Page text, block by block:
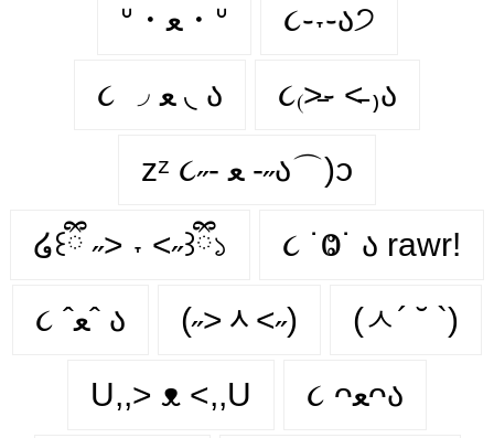
ᐡ・ﻌ・ᐡ ૮֊˕֊ა੭
૮ ◞ ﻌ ◟ ა ૮₍˃̵֊ ˂̵ ₎ა
zᶻ ૮˶- ﻌ -˶ა⌒)ᦱ
໒꒰ྀི ˶> ˕ <˶꒱ྀི১ ૮ ˙Ⱉ˙ ა rawr!
૮ ˆﻌˆ ა (˶˃ᆺ˂˶) (ㅅ´ ˘ `)
U,,> ᴥ <,,U ૮ ᴖﻌᴖა